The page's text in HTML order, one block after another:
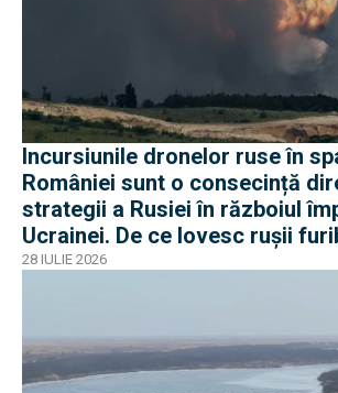
Incursiunile dronelor ruse în
României sunt o consecință
strategii a Rusiei în războiul
Ucrainei. De ce lovesc rușii
Dunării
28 IULIE 2026